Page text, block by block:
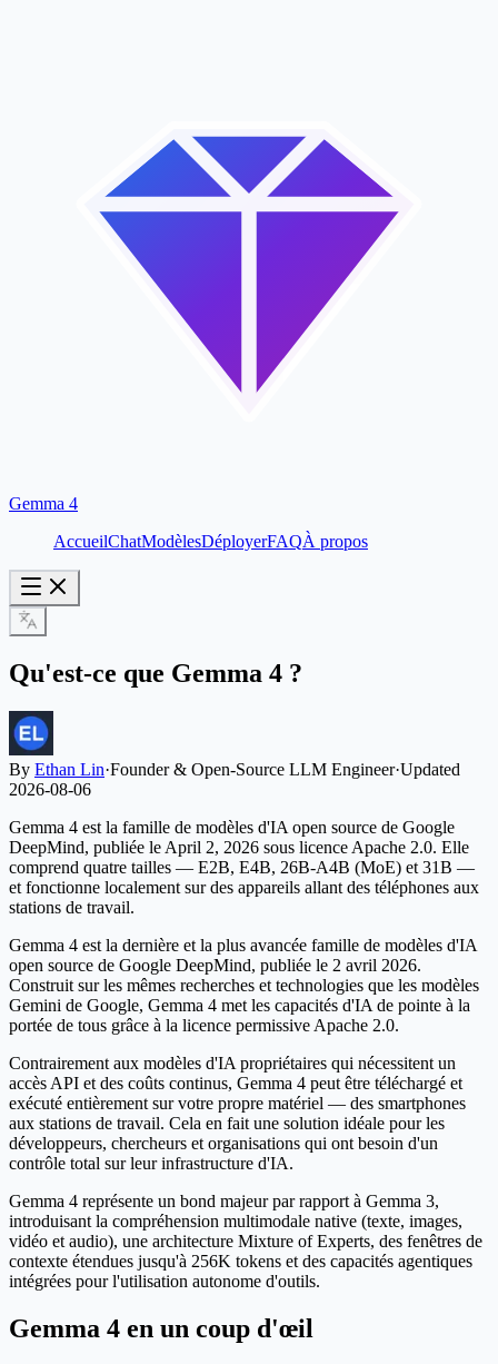
Gemma 4
AccueilChatModèlesDéployerFAQÀ propos
Qu'est-ce que Gemma 4 ?
By Ethan Lin·Founder & Open-Source LLM Engineer·Updated
2026-08-06
Gemma 4 est la famille de modèles d'IA open source de Google
DeepMind, publiée le April 2, 2026 sous licence Apache 2.0. Elle
comprend quatre tailles — E2B, E4B, 26B-A4B (MoE) et 31B —
et fonctionne localement sur des appareils allant des téléphones aux
stations de travail.
Gemma 4 est la dernière et la plus avancée famille de modèles d'IA
open source de Google DeepMind, publiée le 2 avril 2026.
Construit sur les mêmes recherches et technologies que les modèles
Gemini de Google, Gemma 4 met les capacités d'IA de pointe à la
portée de tous grâce à la licence permissive Apache 2.0.
Contrairement aux modèles d'IA propriétaires qui nécessitent un
accès API et des coûts continus, Gemma 4 peut être téléchargé et
exécuté entièrement sur votre propre matériel — des smartphones
aux stations de travail. Cela en fait une solution idéale pour les
développeurs, chercheurs et organisations qui ont besoin d'un
contrôle total sur leur infrastructure d'IA.
Gemma 4 représente un bond majeur par rapport à Gemma 3,
introduisant la compréhension multimodale native (texte, images,
vidéo et audio), une architecture Mixture of Experts, des fenêtres de
contexte étendues jusqu'à 256K tokens et des capacités agentiques
intégrées pour l'utilisation autonome d'outils.
Gemma 4 en un coup d'œil